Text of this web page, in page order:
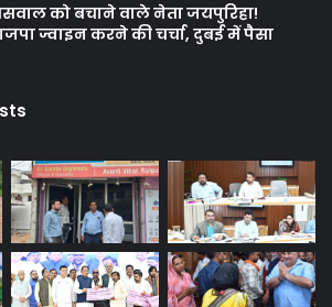
को बचाने वाले नेता जयपुरिहा!
ज्वाइन करने की चर्चा, दुबई में पैसा